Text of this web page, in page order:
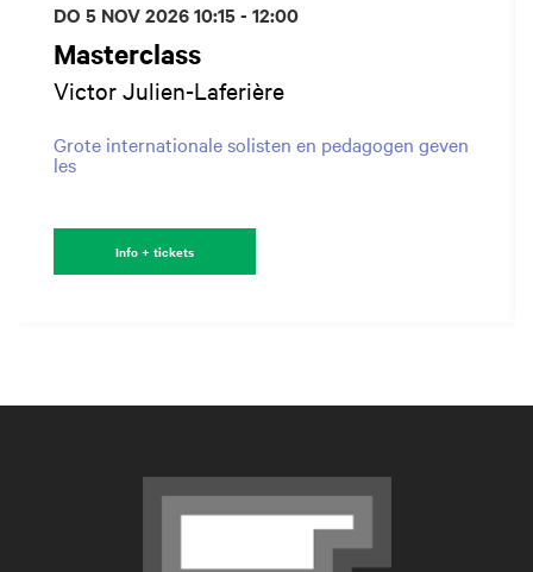
Masterclass
Victor Julien-Laferière
Grote internationale solisten en pedagogen geven
les
DO 5 NOV 202610:15 - 12:00
Info + tickets